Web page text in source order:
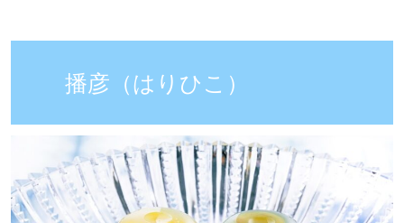
播彦（はりひこ）